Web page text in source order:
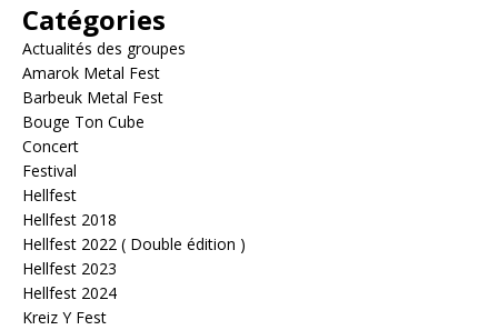
Catégories
Actualités des groupes
Amarok Metal Fest
Barbeuk Metal Fest
Bouge Ton Cube
Concert
Festival
Hellfest
Hellfest 2018
Hellfest 2022 ( Double édition )
Hellfest 2023
Hellfest 2024
Kreiz Y Fest